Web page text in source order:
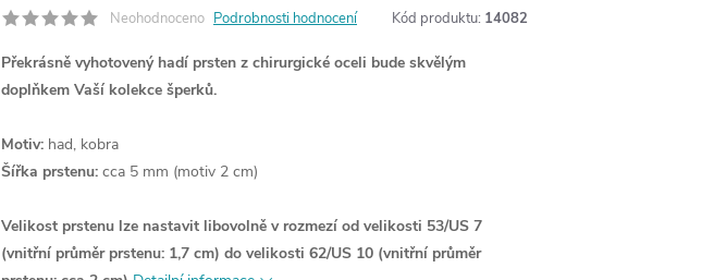
Neohodnoceno Podrobnosti hodnocení Kód produktu: 14082
Překrásně vyhotovený hadí prsten z chirurgické oceli bude skvělým
doplňkem Vaší kolekce šperků.
Motiv: had, kobra
Šířka prstenu: cca 5 mm (motiv 2 cm)
Velikost prstenu lze nastavit libovolně v rozmezí od velikosti 53/US 7
(vnitřní průměr prstenu: 1,7 cm) do velikosti 62/US 10 (vnitřní průměr